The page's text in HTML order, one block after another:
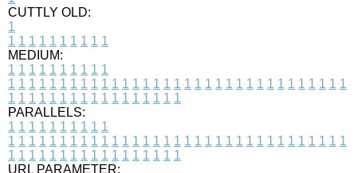
CUTTLY OLD:
1
1 1 1 1 1 1 1 1 1 1
MEDIUM:
1 1 1 1 1 1 1 1 1 1
1 1 1 1 1 1 1 1 1 1 1 1 1 1 1 1 1 1 1 1 1 1 1 1 1 1 1 1 1 1 1 1 1
1 1 1 1 1 1 1 1 1 1 1 1 1 1 1 1 1
PARALLELS:
1 1 1 1 1 1 1 1 1 1
1 1 1 1 1 1 1 1 1 1 1 1 1 1 1 1 1 1 1 1 1 1 1 1 1 1 1 1 1 1 1 1 1
1 1 1 1 1 1 1 1 1 1 1 1 1 1 1 1 1
URL PARAMETER: